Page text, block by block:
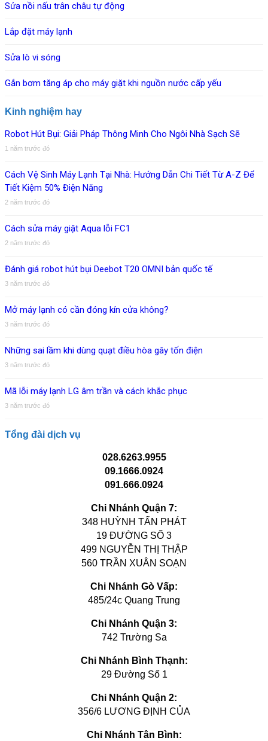
Sửa nồi nấu trân châu tự động
Lắp đặt máy lạnh
Sửa lò vi sóng
Gắn bơm tăng áp cho máy giặt khi nguồn nước cấp yếu
Kinh nghiệm hay
Robot Hút Bụi: Giải Pháp Thông Minh Cho Ngôi Nhà Sạch Sẽ
1 năm trước đó
Cách Vệ Sinh Máy Lạnh Tại Nhà: Hướng Dẫn Chi Tiết Từ A-Z Để
Tiết Kiệm 50% Điện Năng
2 năm trước đó
Cách sửa máy giặt Aqua lỗi FC1
2 năm trước đó
Đánh giá robot hút bụi Deebot T20 OMNI bản quốc tế
3 năm trước đó
Mở máy lạnh có cần đóng kín cửa không?
3 năm trước đó
Những sai lầm khi dùng quạt điều hòa gây tốn điện
3 năm trước đó
Mã lỗi máy lạnh LG âm trần và cách khắc phục
3 năm trước đó
Tổng đài dịch vụ
028.6263.9955
09.1666.0924
091.666.0924
Chi Nhánh Quận 7:
348 HUỲNH TẤN PHÁT
19 ĐƯỜNG SỐ 3
499 NGUYỄN THỊ THẬP
560 TRẦN XUÂN SOẠN
Chi Nhánh Gò Vấp:
485/24c Quang Trung
Chi Nhánh Quận 3:
742 Trường Sa
Chi Nhánh Bình Thạnh:
29 Đường Số 1
Chi Nhánh Quận 2:
356/6 LƯƠNG ĐỊNH CỦA
Chi Nhánh Tân Bình: